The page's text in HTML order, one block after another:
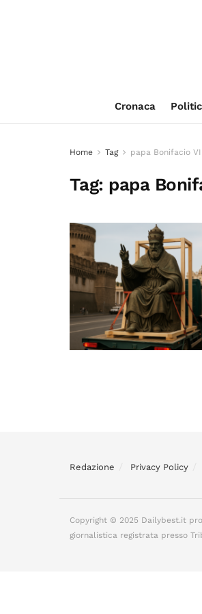
Cronaca
Home Tag papa Bonifacio
Tag: papa
Redazione Privacy Policy
Copyright © 2025 Dailybest.it
giornalistica registrata presso